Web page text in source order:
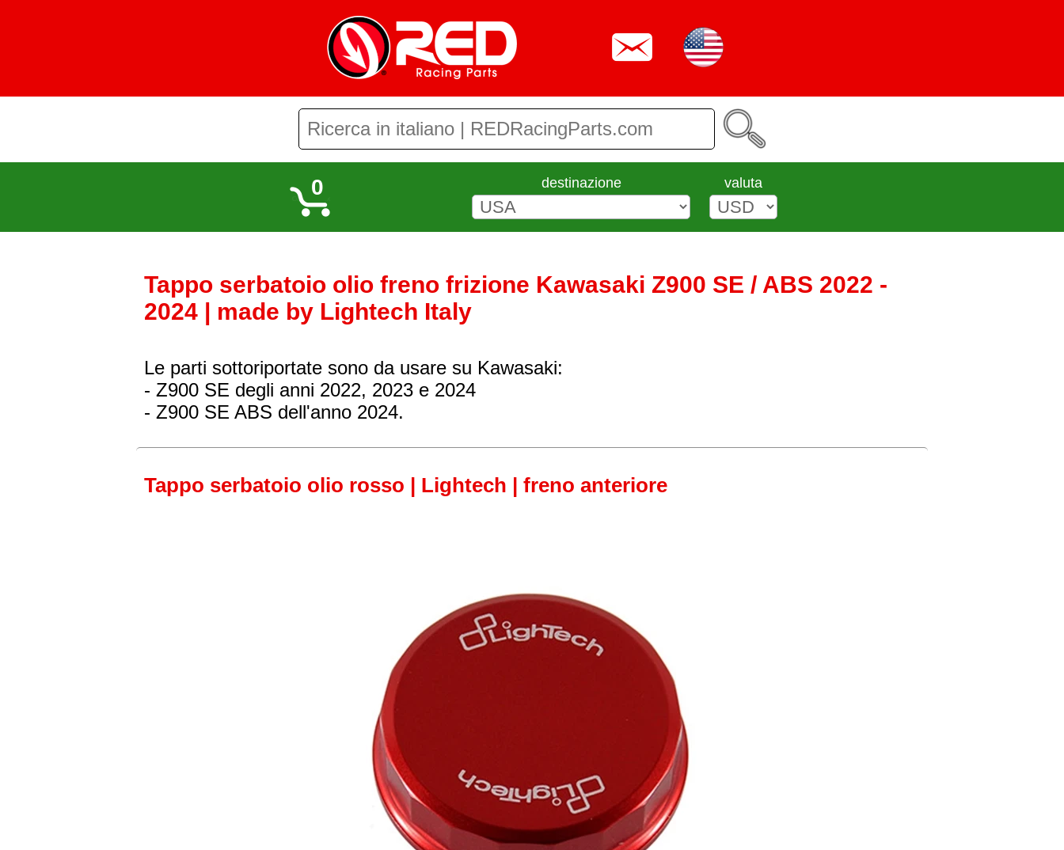
0 destinazione valuta
Tappo serbatoio olio freno frizione Kawasaki Z900 SE / ABS 2022 -
2024 | made by Lightech Italy
Le parti sottoriportate sono da usare su Kawasaki:
- Z900 SE degli anni 2022, 2023 e 2024
- Z900 SE ABS dell'anno 2024.
Tappo serbatoio olio rosso | Lightech | freno anteriore